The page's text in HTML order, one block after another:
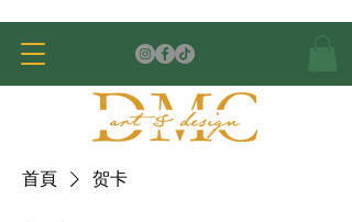
首頁 贺卡